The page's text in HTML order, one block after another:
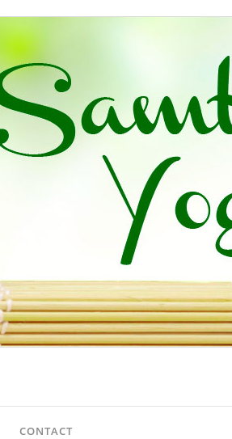
CONTACT